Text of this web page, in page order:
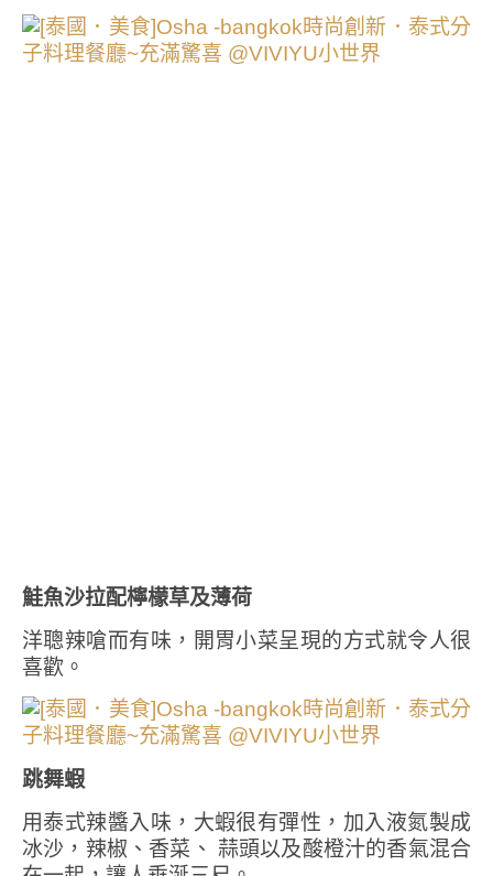
鮭魚沙拉配檸檬草及薄荷
洋聰辣嗆而有味，開胃小菜呈現的方式就令人很
喜歡。
跳舞蝦
用泰式辣醬入味，大蝦很有彈性，加入液氮製成
冰沙，辣椒、香菜、 蒜頭以及酸橙汁的香氣混合